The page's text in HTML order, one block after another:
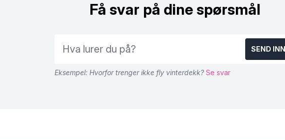
Få svar på dine spørsmål
SEND
Eksempel: Hvorfor trenger ikke fly vinterdekk? Se svar